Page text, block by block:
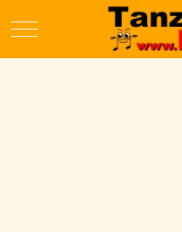
Mobile Menu Toggle